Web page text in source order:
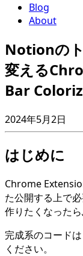
Blog
About
Notionの
変える
Bar
2024年5月2日
はじめに
Chrome
た公開する上で
作りたくなった
完成系のコード
ください。